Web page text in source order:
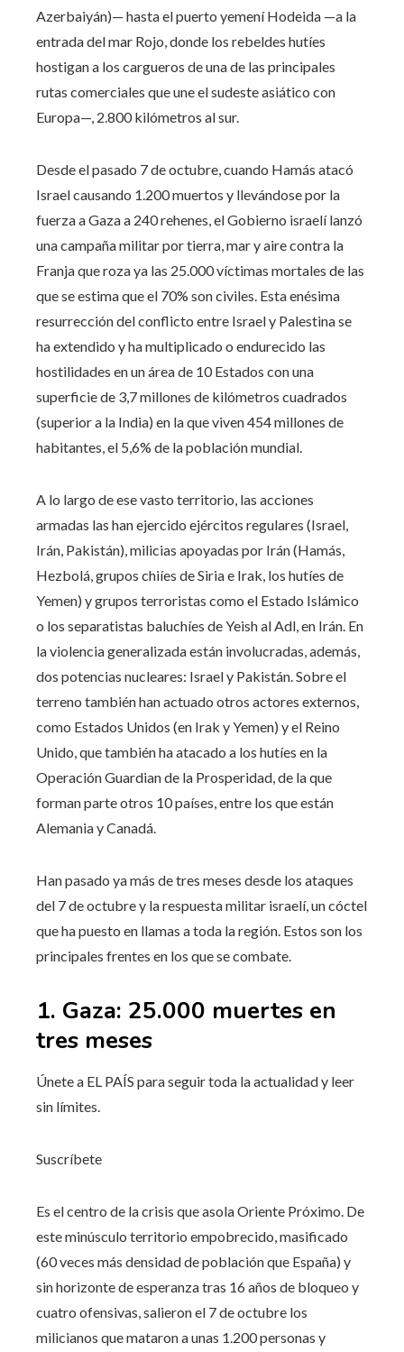
Azerbaiyán)— hasta el puerto yemení Hodeida —a la
entrada del mar Rojo, donde los rebeldes hutíes
hostigan a los cargueros de una de las principales
rutas comerciales que une el sudeste asiático con
Europa—, 2.800 kilómetros al sur.
Desde el pasado 7 de octubre, cuando Hamás atacó
Israel causando 1.200 muertos y llevándose por la
fuerza a Gaza a 240 rehenes, el Gobierno israelí lanzó
una campaña militar por tierra, mar y aire contra la
Franja que roza ya las 25.000 víctimas mortales de las
que se estima que el 70% son civiles. Esta enésima
resurrección del conflicto entre Israel y Palestina se
ha extendido y ha multiplicado o endurecido las
hostilidades en un área de 10 Estados con una
superficie de 3,7 millones de kilómetros cuadrados
(superior a la India) en la que viven 454 millones de
habitantes, el 5,6% de la población mundial.
A lo largo de ese vasto territorio, las acciones
armadas las han ejercido ejércitos regulares (Israel,
Irán, Pakistán), milicias apoyadas por Irán (Hamás,
Hezbolá, grupos chiíes de Siria e Irak, los hutíes de
Yemen) y grupos terroristas como el Estado Islámico
o los separatistas baluchíes de Yeish al Adl, en Irán. En
la violencia generalizada están involucradas, además,
dos potencias nucleares: Israel y Pakistán. Sobre el
terreno también han actuado otros actores externos,
como Estados Unidos (en Irak y Yemen) y el Reino
Unido, que también ha atacado a los hutíes en la
Operación Guardian de la Prosperidad, de la que
forman parte otros 10 países, entre los que están
Alemania y Canadá.
Han pasado ya más de tres meses desde los ataques
del 7 de octubre y la respuesta militar israelí, un cóctel
que ha puesto en llamas a toda la región. Estos son los
principales frentes en los que se combate.
1. Gaza: 25.000 muertes en
tres meses
Únete a EL PAÍS para seguir toda la actualidad y leer
sin límites.
Suscríbete
Es el centro de la crisis que asola Oriente Próximo. De
este minúsculo territorio empobrecido, masificado
(60 veces más densidad de población que España) y
sin horizonte de esperanza tras 16 años de bloqueo y
cuatro ofensivas, salieron el 7 de octubre los
milicianos que mataron a unas 1.200 personas y